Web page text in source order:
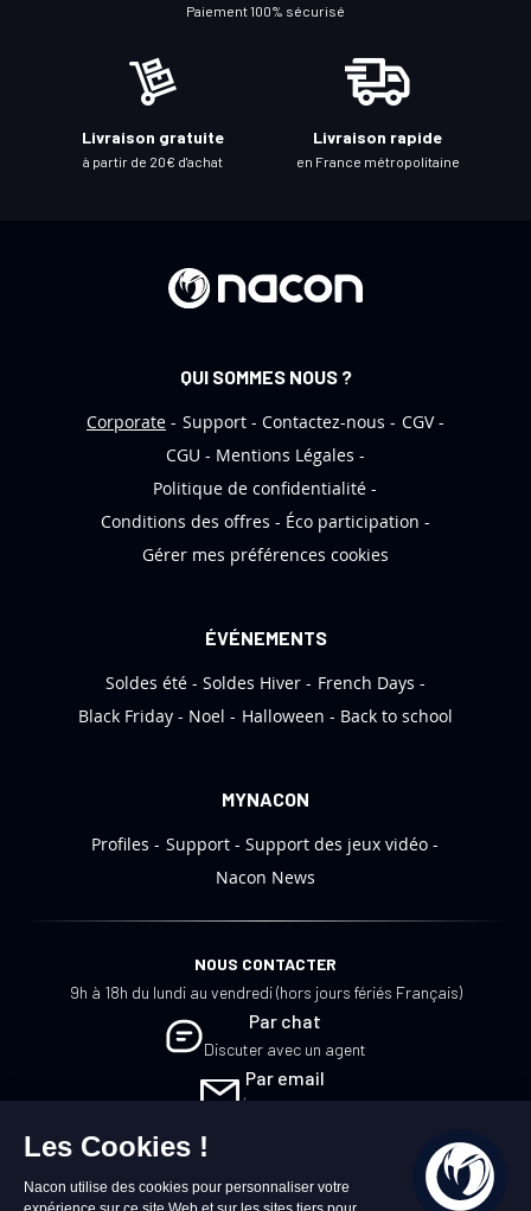
Paiement 100% sécurisé
Livraison gratuite
à partir de 20€ d'achat
Livraison rapide
en France métropolitaine
QUI SOMMES NOUS ?
Corporate
Support Contactez-nous
CGV
CGU
Mentions Légales
Politique de confidentialité
Conditions des offres
Éco participation
Gérer mes préférences cookies
ÉVÉNEMENTS
Soldes été
Soldes Hiver
French Days
Black Friday
Noel Halloween Back to school
MYNACON
Profiles
Support
Support des jeux vidéo
Nacon News
NOUS CONTACTER
9h à 18h du lundi au vendredi (hors jours fériés Français)
Par chat
Discuter avec un agent
Par email
Écrivez-nous